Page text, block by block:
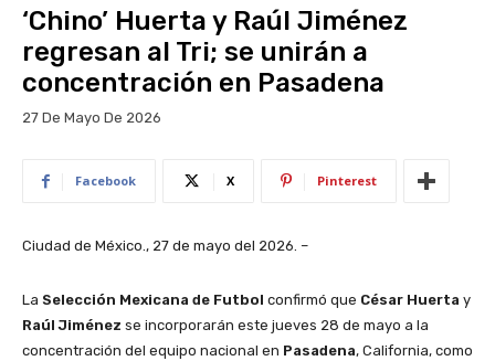
‘Chino’ Huerta y Raúl Jiménez
regresan al Tri; se unirán a
concentración en Pasadena
27 De Mayo De 2026
Facebook X Pinterest
Ciudad de México., 27 de mayo del 2026. –
La Selección Mexicana de Futbol confirmó que César Huerta y
Raúl Jiménez se incorporarán este jueves 28 de mayo a la
concentración del equipo nacional en Pasadena, California, como